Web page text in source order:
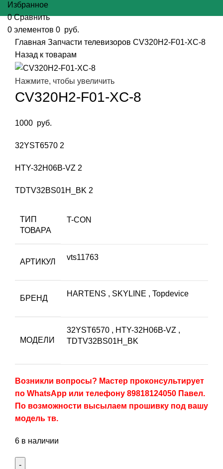
Избранное
0 Сравнить
0 элементов 0 руб.
Главная Запчасти телевизоров CV320H2-F01-XC-8
Назад к товарам
Нажмите, чтобы увеличить
CV320H2-F01-XC-8
1000 руб.
32YST6570 2
HTY-32H06B-VZ 2
TDTV32BS01H_BK 2
ТИП
ТОВАРА
T-CON
АРТИКУЛ
vts11763
БРЕНД
HARTENS , SKYLINE , Topdevice
МОДЕЛИ
32YST6570 , HTY-32H06B-VZ ,
TDTV32BS01H_BK
Возникли вопросы? Мастер проконсультирует
по WhatsApp или телефону 89818124050 Павел.
По возможности высылаем прошивку под вашу
модель тв.
6 в наличии